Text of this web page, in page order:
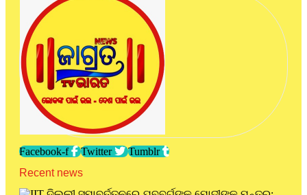
Facebook-f Twitter
Tumblr
Recent news